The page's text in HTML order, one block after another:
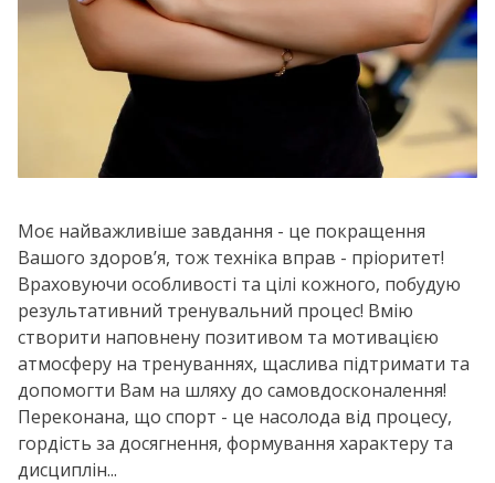
Моє найважливіше завдання - це покращення
Вашого здоров’я, тож техніка вправ - пріоритет!
Враховуючи особливості та цілі кожного, побудую
результативний тренувальний процес! Вмію
створити наповнену позитивом та мотивацією
атмосферу на тренуваннях, щаслива підтримати та
допомогти Вам на шляху до самовдосконалення!
Переконана, що спорт - це насолода від процесу,
гордість за досягнення, формування характеру та
дисциплін...